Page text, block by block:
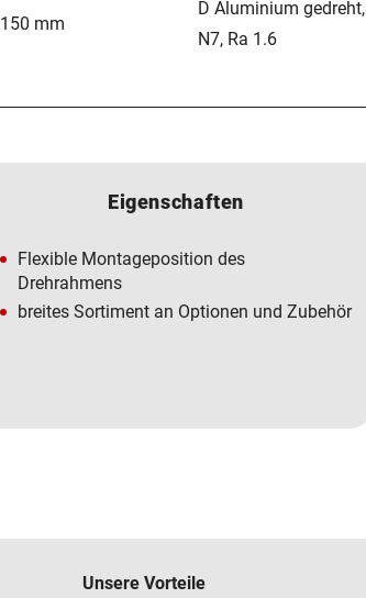
150 mm
D Aluminium gedreht,
N7, Ra 1.6
Eigenschaften
Flexible Montageposition des
Drehrahmens
breites Sortiment an Optionen und Zubehör
Unsere Vorteile